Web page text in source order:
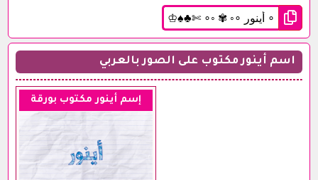
اسم أينور مكتوب على الصور بالعربي
إسم أينور مكتوب بورقة